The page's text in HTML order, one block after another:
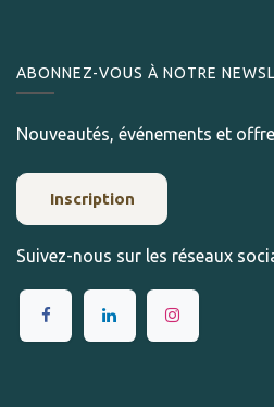
ABONNEZ-VOUS À NOTRE
Nouveautés, événements et
Inscription
Suivez-nous sur les réseaux